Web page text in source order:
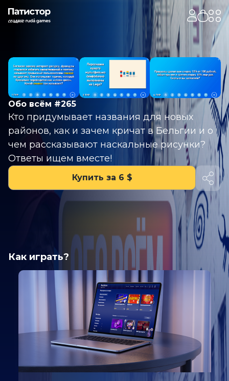
Обо всём #265
Кто придумывает названия для новых
районов, как и зачем кричат в Бельгии и о
чем рассказывают наскальные рисунки?
Ответы ищем вместе!
Купить за 6 $
Как играть?